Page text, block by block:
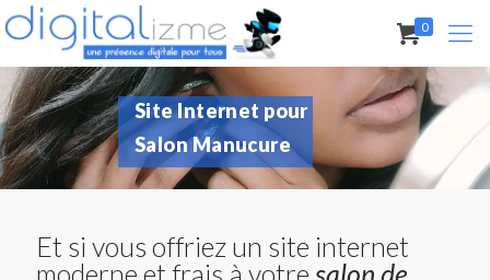
0
Site Internet pour
Salon Manucure
Et si vous offriez un site internet
moderne et frais à votre salon de